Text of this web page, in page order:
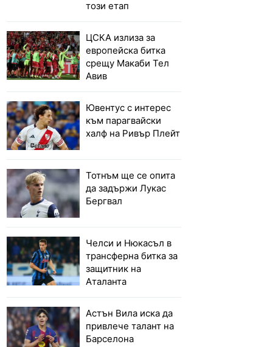
този етап
ЦСКА излиза за
европейска битка
срещу Макаби Тел
Авив
Ювентус с интерес
към парагвайски
халф на Ривър Плейт
Тотнъм ще се опита
да задържи Лукас
Бергвал
Челси и Нюкасъл в
трансферна битка за
защитник на
Аталанта
Астън Вила иска да
привлече талант на
Барселона